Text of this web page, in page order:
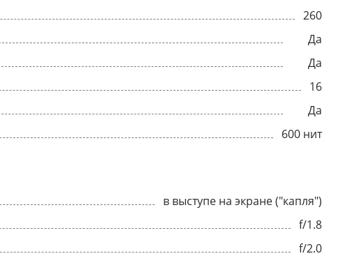
260
Да
Да
16
Да
600 нит
в выступе на экране ("капля")
f/1.8
f/2.0